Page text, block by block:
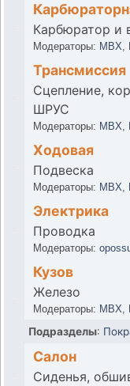
Карбюратор и
Модераторы: MBX,
Трансмиссия
Сцепление,
ШРУС
Модераторы: MBX,
Ходовая
Подвеска
Модераторы: MBX,
Электрика
Проводка
Модераторы:
Кузов
Железо
Модераторы: MBX,
Подразделы:
Салон
Сиденья,